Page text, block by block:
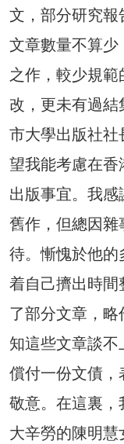
文，部分研究
文章數量不算
之作，較少規
改，更未有過
市大學出版社
望我能考慮在
出版事宜。我
舊作，但總因雜
待。慚愧於他的
着自己擠出時
了部分文章，
知這些文章談
償付一份文債，
敬意。在這裏，
大辛勞的陳明